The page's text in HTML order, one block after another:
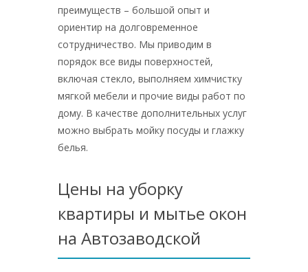
преимуществ – большой опыт и
ориентир на долговременное
сотрудничество. Мы приводим в
порядок все виды поверхностей,
включая стекло, выполняем химчистку
мягкой мебели и прочие виды работ по
дому. В качестве дополнительных услуг
можно выбрать мойку посуды и глажку
белья.
Цены на уборку
квартиры и мытье окон
на Автозаводской